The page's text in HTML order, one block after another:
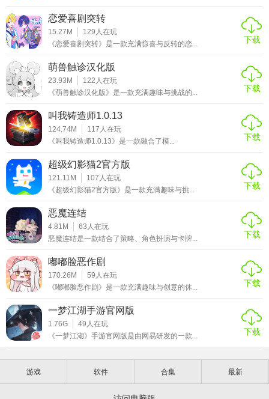
恋爱喜剧突转
15.27M 129 人在玩
《恋爱喜剧突转》是一款充满惊喜与反转的恋...
下载
萌兽触诊汉化版
23.93M 122 人在玩
《萌兽触诊汉化版》是一款充满趣味与挑战的...
下载
叫我铸造师1.0.13
124.74M 117 人在玩
《叫我铸造师1.0.13》是一款融合了模...
下载
超级幻影猫2官方版
121.11M 107 人在玩
《超级幻影猫2官方版》是一款充满趣味与挑...
下载
恶魔连结
4.81M 63 人在玩
恶魔连结是一款结合了策略、角色扮演与卡牌...
下载
嘟嘟脸恶作剧
170.26M 59 人在玩
《嘟嘟脸恶作剧》是一款充满趣味与创意的休...
下载
一梦江湖手游官网版
1.76G 49 人在玩
《一梦江湖》手游官网版是由网易研发的一款...
下载
游戏 软件 合集 最新